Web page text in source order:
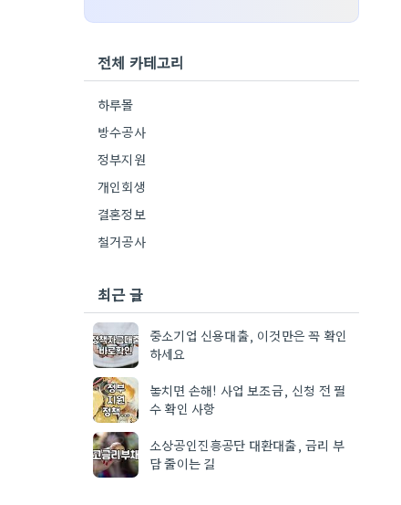
전체 카테고리
하루몰
방수공사
정부지원
개인회생
결혼정보
철거공사
최근 글
중소기업 신용대출, 이것만은 꼭 확인
하세요
놓치면 손해! 사업 보조금, 신청 전 필
수 확인 사항
소상공인진흥공단 대환대출, 금리 부
담 줄이는 길